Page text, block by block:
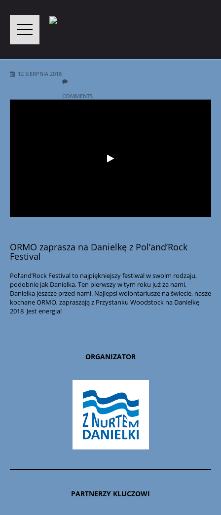
12 SIERPNIA 2018
COMMENTS
ORMO zaprasza na Danielkę z Pol’and’Rock
Festival
Pol’and’Rock Festival to najpiękniejszy festiwal w swoim rodzaju,
podobnie jak Danielka. Ten pierwszy w tym roku już za nami,
Danielka jeszcze przed nami. Najlepsi wolontariusze na świecie, nasze
kochane ORMO, zapraszają z Przystanku Woodstock na Danielkę
2018 Jest energia!
ORGANIZATOR
PARTNERZY KLUCZOWI